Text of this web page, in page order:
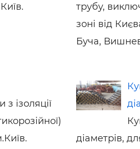
трубу,
зоні від
Буча,
з ізоляції
діаметрів,